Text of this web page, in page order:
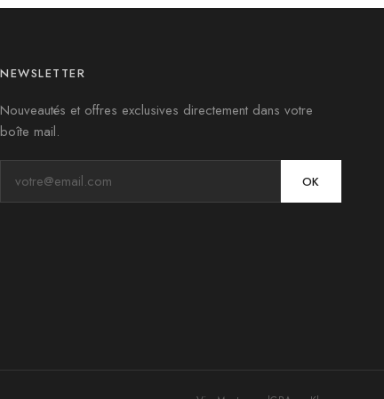
NEWSLETTER
Nouveautés et offres exclusives directement dans votre
boîte mail.
OK